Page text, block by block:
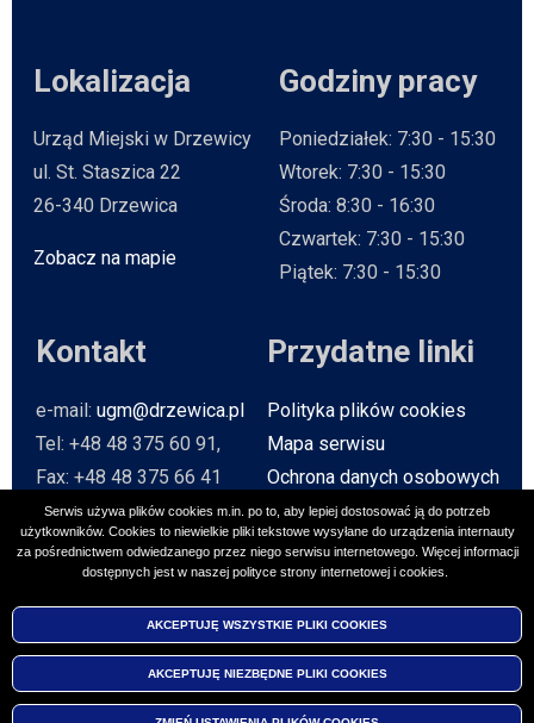
Lokalizacja
Urząd Miejski w Drzewicy
ul. St. Staszica 22
26-340 Drzewica
Zobacz na mapieWill open in new tab
Godziny pracy
Poniedziałek: 7:30 - 15:30
Wtorek: 7:30 - 15:30
Środa: 8:30 - 16:30
Czwartek: 7:30 - 15:30
Piątek: 7:30 - 15:30
Kontakt
e-mail: ugm@drzewica.pl
Tel: +48 48 375 60 91,
Fax: +48 48 375 66 41
Przydatne linki
Polityka plików cookies
Mapa serwisu
Ochrona danych osobowych
Baza Teleadresowa
Strona archiwalnaWill open in
Social media
2026 © UM Drzewica Created byVOBACOM
Serwis używa plików cookies m.in. po to, aby lepiej dostosować ją do potrzeb
użytkowników. Cookies to niewielkie pliki tekstowe wysyłane do urządzenia internauty
za pośrednictwem odwiedzanego przez niego serwisu internetowego. Więcej informacji
dostępnych jest w naszej polityce strony internetowej i cookies.
AKCEPTUJĘ WSZYSTKIE PLIKI COOKIES
AKCEPTUJĘ NIEZBĘDNE PLIKI COOKIES